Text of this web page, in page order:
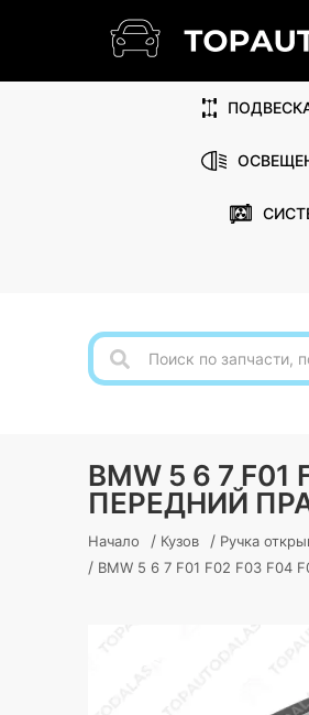
BMW 5 6 7
ПЕРЕДНИЙ
Начало / Кузов / Ручка
/ BMW 5 6 7 F01 F02 F03 F04